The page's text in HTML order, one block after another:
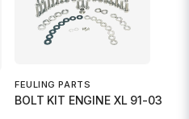
FEULING PARTS
BOLT KIT ENGINE XL 91-03